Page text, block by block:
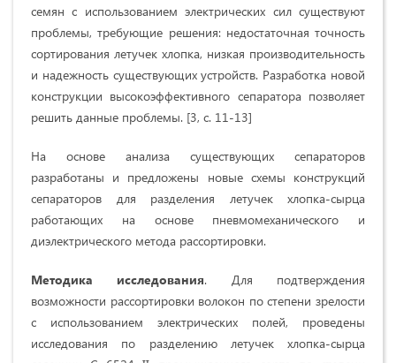
семян с использованием электрических сил существуют
проблемы, требующие решения: недостаточная точность
сортирования летучек хлопка, низкая производительность
и надежность существующих устройств. Разработка новой
конструкции высокоэффективного сепаратора позволяет
решить данные проблемы. [3, с. 11-13]
На основе анализа существующих сепараторов
разработаны и предложены новые схемы конструкций
сепараторов для разделения летучек хлопка-сырца
работающих на основе пневмомеханического и
диэлектрического метода рассортировки.
Методика исследования. Для подтверждения
возможности рассортировки волокон по степени зрелости
с использованием электрических полей, проведены
исследования по разделению летучек хлопка-сырца